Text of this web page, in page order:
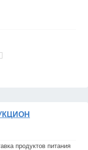
продуктов питания